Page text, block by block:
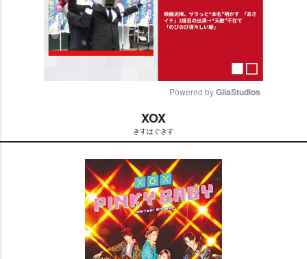
t
e
Powered by GliaStudios
XOX
きすはぐきす